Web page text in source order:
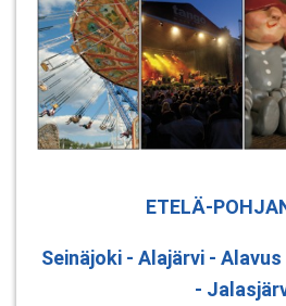
ETELÄ-
Seinäjoki - Alajärvi -
-